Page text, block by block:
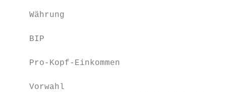
Währung
BIP
Pro-Kopf-Einkommen
Vorwahl